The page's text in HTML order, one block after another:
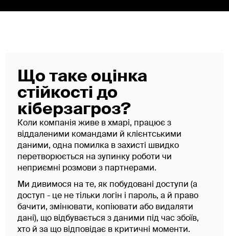
Що таке оцінка
стійкості до
кіберзагроз?
Коли компанія живе в хмарі, працює з
віддаленими командами й клієнтськими
даними, одна помилка в захисті швидко
перетворюється на зупинку роботи чи
неприємні розмови з партнерами.
Ми дивимося на те, як побудовані доступи (а
доступ - це не тільки логін і пароль, а й право
бачити, змінювати, копіювати або видаляти
дані), що відбувається з даними під час збоїв,
хто й за що відповідає в критичні моменти.